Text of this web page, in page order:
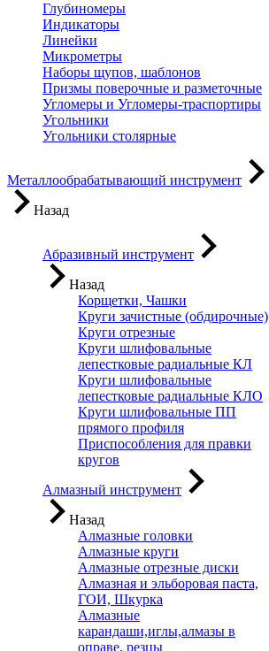
Глубиномеры
Индикаторы
Линейки
Микрометры
Наборы щупов, шаблонов
Призмы поверочные и разметочные
Угломеры и Угломеры-траспортиры
Угольники
Угольники столярные
Металлообрабатывающий инструмент
Назад
Абразивный инструмент
Назад
Корщетки, Чашки
Круги зачистные (обдирочные)
Круги отрезные
Круги шлифовальные
лепестковые радиальные КЛ
Круги шлифовальные
лепестковые радиальные КЛО
Круги шлифовальные ПП
прямого профиля
Приспособления для правки
кругов
Алмазный инструмент
Назад
Алмазные головки
Алмазные круги
Алмазные отрезные диски
Алмазная и эльборовая паста,
ГОИ, Шкурка
Алмазные
карандаши,иглы,алмазы в
оправе, резцы